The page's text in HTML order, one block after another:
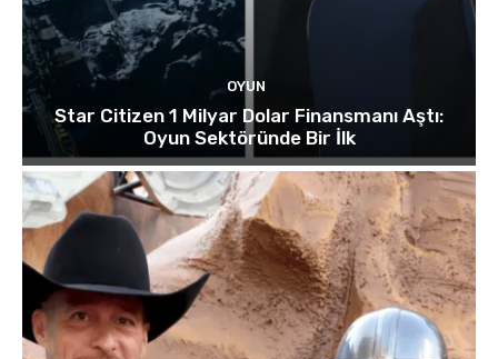
OYUN
Star Citizen 1 Milyar Dolar Finansmanı Aştı:
Oyun Sektöründe Bir İlk